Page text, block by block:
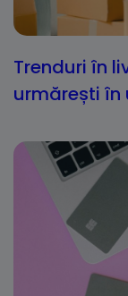
Trenduri în
urmărești în